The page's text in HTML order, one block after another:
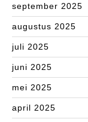
september 2025
augustus 2025
juli 2025
juni 2025
mei 2025
april 2025